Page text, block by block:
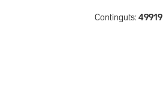
Continguts: 49919